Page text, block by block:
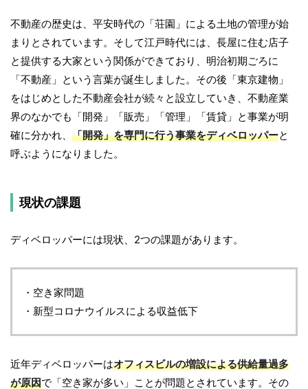
不動産の歴史は、平安時代の「荘園」による土地の管理が始
まりとされています。そして江戸時代には、長屋に住む店子
と提供する大家という関係ができており、明治初期ごろに
「不動産」という言葉が誕生しました。その後「東京建物」
をはじめとした不動産会社が続々と設立していき、不動産業
界のなかでも「開発」「販売」「管理」「賃貸」と事業が明
確に分かれ、 「開発」を専門に行う事業をディベロッパーと
呼ぶようになりました。
現状の課題
ディベロッパーには現状、2つの課題があります。
・空き家問題
・新型コロナウイルスによる収益低下
近年ディベロッパーはオフィスビルの増設による供給量過多
が原因で「空き家が多い」ことが問題とされています。その